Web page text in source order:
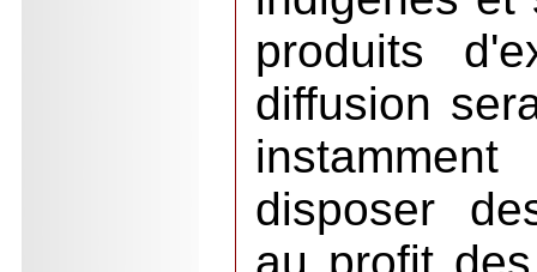
produits
diffusion
disposer
au profit